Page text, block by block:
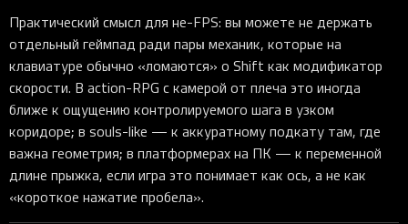
Практический смысл для не-FPS: вы можете не держать
отдельный геймпад ради пары механик, которые на
клавиатуре обычно «ломаются» о Shift как модификатор
скорости. В action-RPG с камерой от плеча это иногда
ближе к ощущению контролируемого шага в узком
коридоре; в souls-like — к аккуратному подкату там, где
важна геометрия; в платформерах на ПК — к переменной
длине прыжка, если игра это понимает как ось, а не как
«короткое нажатие пробела».